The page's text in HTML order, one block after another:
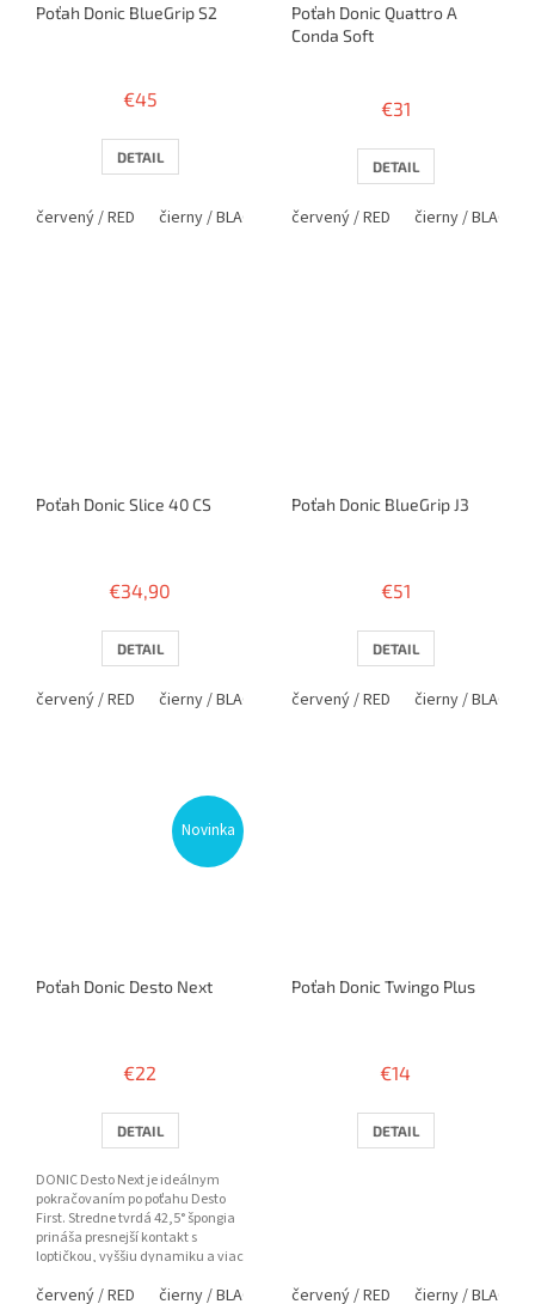
Poťah Donic BlueGrip S2
€45
DETAIL
červený / RED čierny / BLACK
Poťah Donic Quattro A
´Conda Soft
produktu
4,0
z
hviezdičiek.
€31
DETAIL
červený / RED čierny / BLACK
Poťah Donic Slice 40 CS
€34,90
DETAIL
červený / RED čierny / BLACK
Poťah Donic BlueGrip J3
€51
DETAIL
červený / RED čierny / BLACK
Novinka
Poťah Donic Desto Next
€22
DETAIL
DONIC Desto Next je ideálnym
pokračovaním po poťahu Desto
First. Stredne tvrdá 42,5° špongia
prináša presnejší kontakt s
loptičkou, vyššiu dynamiku a viac
červený / RED čierny / BLACK
Poťah Donic Twingo Plus
€14
DETAIL
červený / RED čierny / BLACK